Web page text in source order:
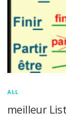
ALL
meilleur